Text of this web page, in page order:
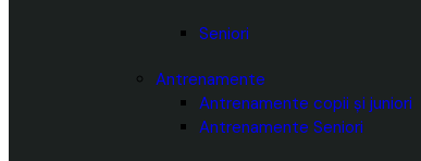
Seniori
Antrenamente
Antrenamente copii și juniori
Antrenamente Seniori